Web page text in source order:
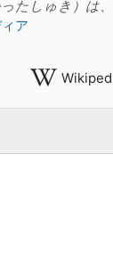
たしゅき）は
ア